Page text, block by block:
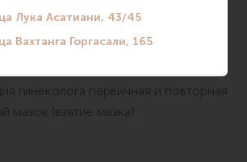
врача-терапевта первичная и
гинеколога первичная и повторная
мазок (взятие мазка)